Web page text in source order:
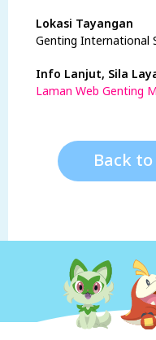
Lokasi Tayangan
Genting International
Info Lanjut, Sila
Laman Web Genting
Back